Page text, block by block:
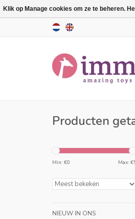
Producten
Min: €0 Max: €
NIEUW IN ONS
Klik op Manage cookies om ze te beheren.